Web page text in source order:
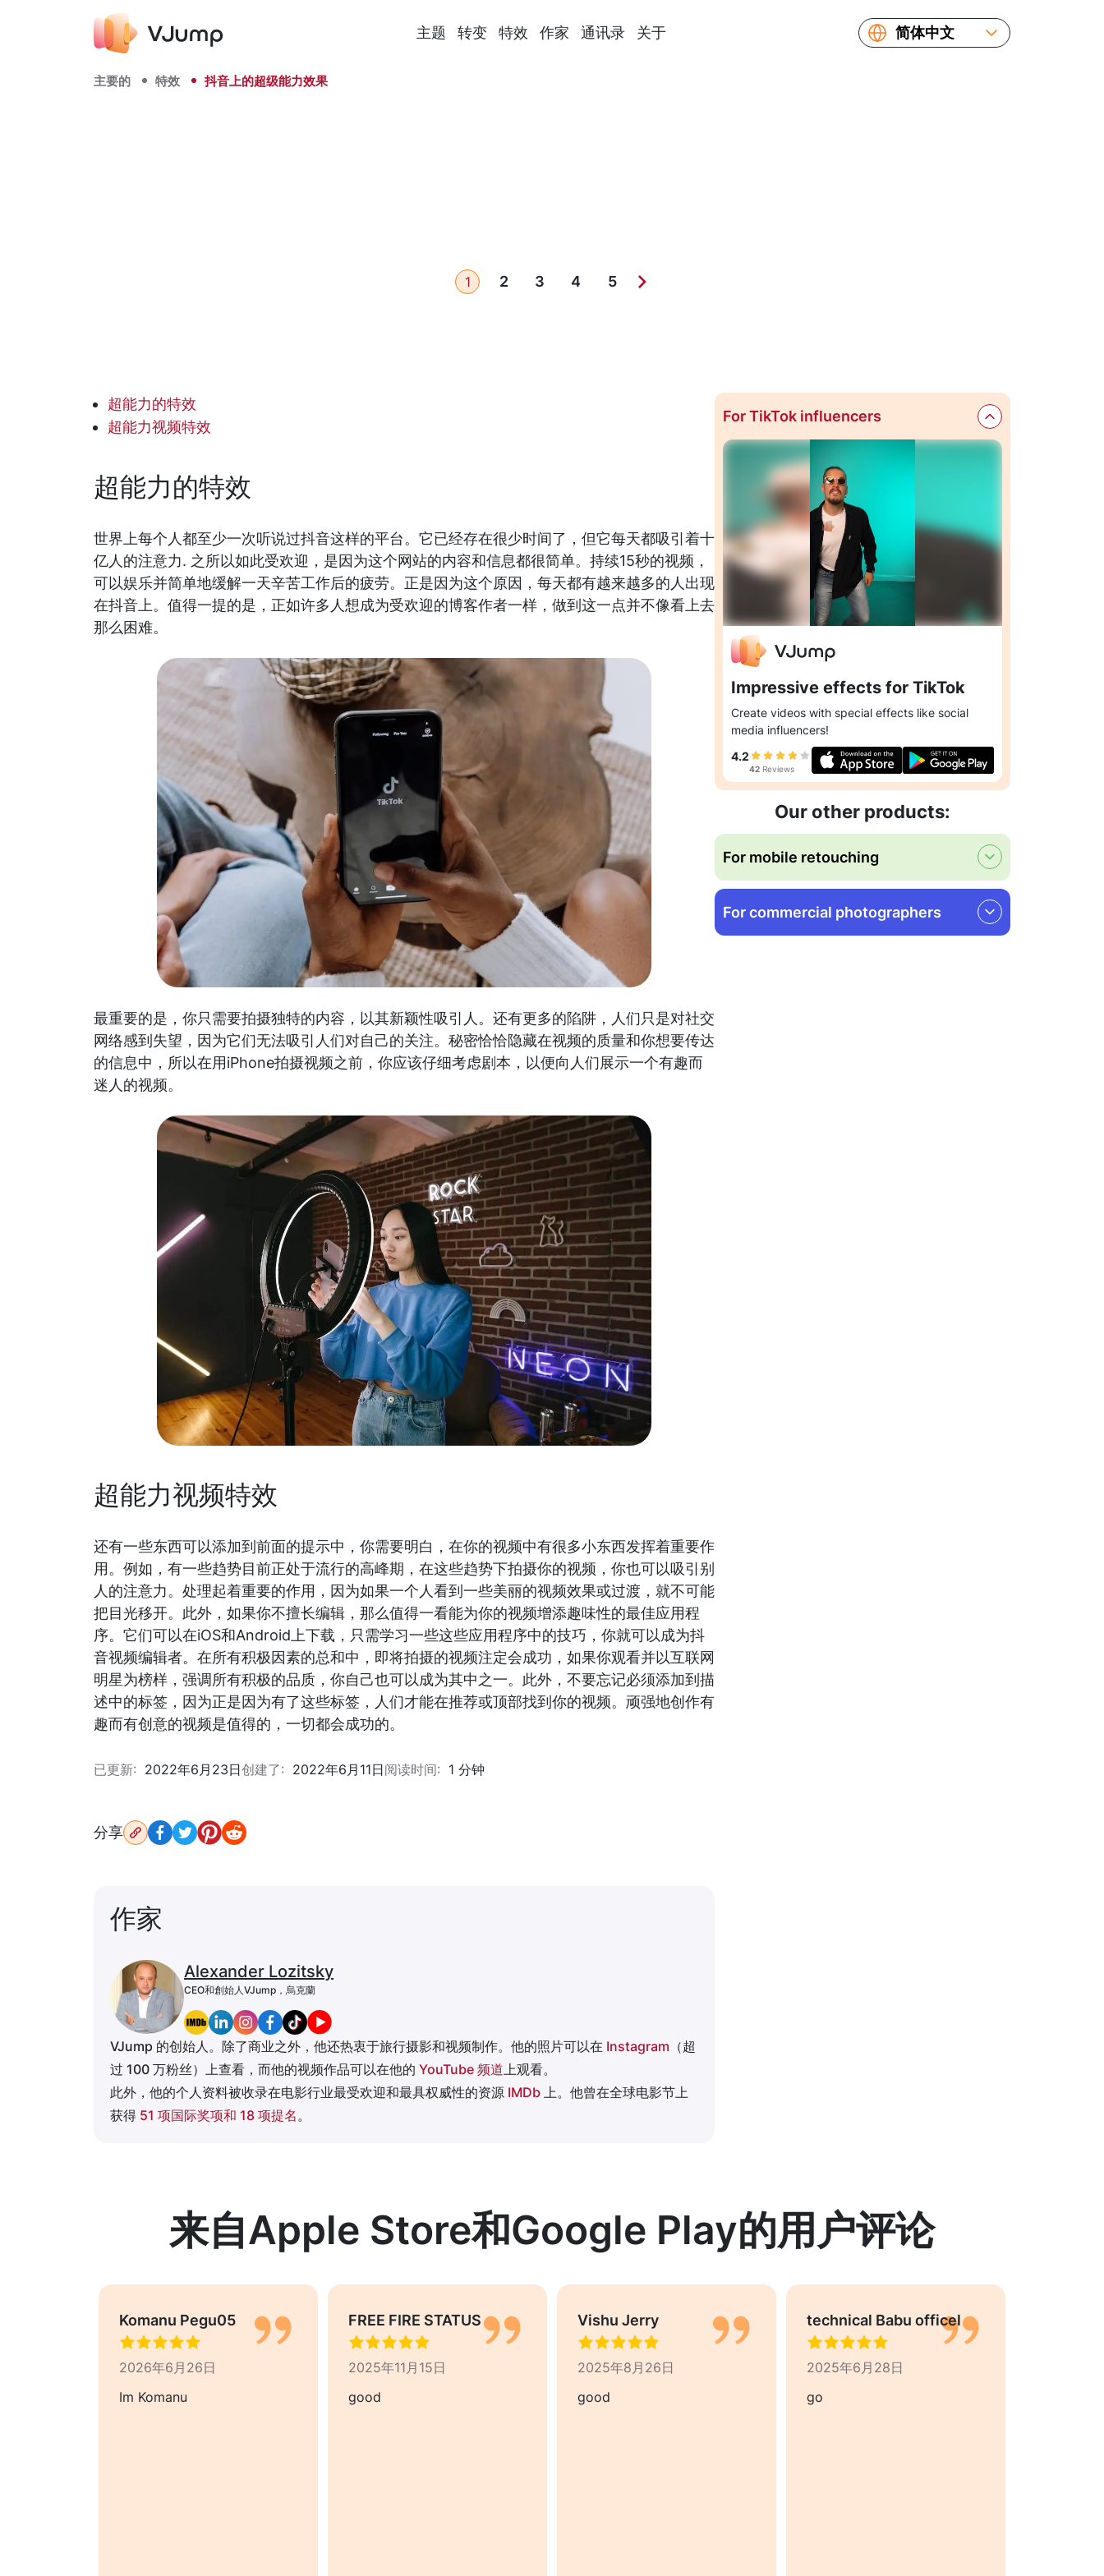
主题 转变 特效 作家 通讯录 关于
简体中文
主要的 特效 抖音上的超级能力效果
1 2 3 4 5
超能力的特效
超能力视频特效
超能力的特效
世界上每个人都至少一次听说过抖音这样的平台。它已经存在很少时间了，但它每天都吸引着十
亿人的注意力. 之所以如此受欢迎，是因为这个网站的内容和信息都很简单。持续15秒的视频，
可以娱乐并简单地缓解一天辛苦工作后的疲劳。正是因为这个原因，每天都有越来越多的人出现
在抖音上。值得一提的是，正如许多人想成为受欢迎的博客作者一样，做到这一点并不像看上去
那么困难。
最重要的是，你只需要拍摄独特的内容，以其新颖性吸引人。还有更多的陷阱，人们只是对社交
网络感到失望，因为它们无法吸引人们对自己的关注。秘密恰恰隐藏在视频的质量和你想要传达
的信息中，所以在用iPhone拍摄视频之前，你应该仔细考虑剧本，以便向人们展示一个有趣而
迷人的视频。
超能力视频特效
还有一些东西可以添加到前面的提示中，你需要明白，在你的视频中有很多小东西发挥着重要作
用。例如，有一些趋势目前正处于流行的高峰期，在这些趋势下拍摄你的视频，你也可以吸引别
人的注意力。处理起着重要的作用，因为如果一个人看到一些美丽的视频效果或过渡，就不可能
把目光移开。此外，如果你不擅长编辑，那么值得一看能为你的视频增添趣味性的最佳应用程
序。它们可以在iOS和Android上下载，只需学习一些这些应用程序中的技巧，你就可以成为抖
音视频编辑者。在所有积极因素的总和中，即将拍摄的视频注定会成功，如果你观看并以互联网
明星为榜样，强调所有积极的品质，你自己也可以成为其中之一。此外，不要忘记必须添加到描
述中的标签，因为正是因为有了这些标签，人们才能在推荐或顶部找到你的视频。顽强地创作有
趣而有创意的视频是值得的，一切都会成功的。
已更新: 2022年6月23日创建了: 2022年6月11日阅读时间: 1 分钟
分享
作家
Alexander Lozitsky
CEO和創始人VJump，烏克蘭
VJump 的创始人。除了商业之外，他还热衷于旅行摄影和视频制作。他的照片可以在 Instagram （超
过 100 万粉丝）上查看，而他的视频作品可以在他的 YouTube 频道 上观看。
此外，他的个人资料被收录在电影行业最受欢迎和最具权威性的资源 IMDb 上。他曾在全球电影节上
获得 51 项国际奖项和 18 项提名 。
For TikTok influencers
Impressive effects for TikTok
Create videos with special effects like social
media influencers!
4.2
42Reviews
Our other products:
For mobile retouching
For commercial photographers
来自Apple Store和Google Play的用户评论
Komanu Pegu05
2026年6月26日
Im Komanu
FREE FIRE STATUS
2025年11月15日
good
Vishu Jerry
2025年8月26日
good
technical Babu officel
2025年6月28日
go